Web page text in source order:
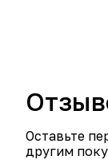
Оставьте
другим